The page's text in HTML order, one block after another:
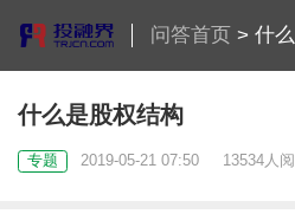
问答首页> 什
什么是股权结构
专题 2019-05-21 07:50 13534人